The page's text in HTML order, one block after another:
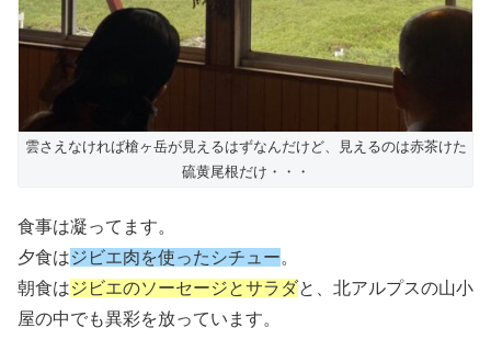
雲さえなければ槍ヶ岳が見えるはずなんだけど、見えるのは赤茶けた
硫黄尾根だけ・・・
食事は凝ってます。
夕食はジビエ肉を使ったシチュー。
朝食はジビエのソーセージとサラダと、北アルプスの山小
屋の中でも異彩を放っています。